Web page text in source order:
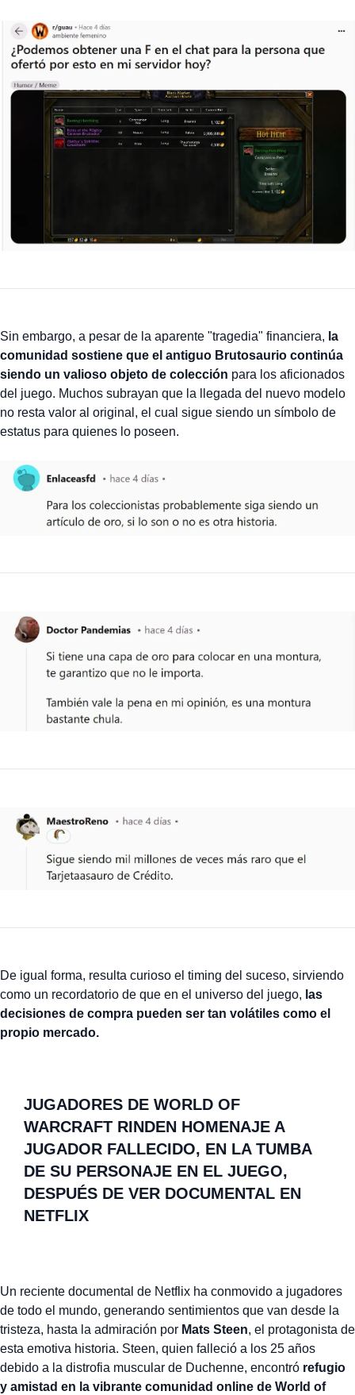
Sin embargo, a pesar de la aparente "tragedia" financiera, la
comunidad sostiene que el antiguo Brutosaurio continúa
siendo un valioso objeto de colección para los aficionados
del juego. Muchos subrayan que la llegada del nuevo modelo
no resta valor al original, el cual sigue siendo un símbolo de
estatus para quienes lo poseen.
De igual forma, resulta curioso el timing del suceso, sirviendo
como un recordatorio de que en el universo del juego, las
decisiones de compra pueden ser tan volátiles como el
propio mercado.
JUGADORES DE WORLD OF
WARCRAFT RINDEN HOMENAJE A
JUGADOR FALLECIDO, EN LA TUMBA
DE SU PERSONAJE EN EL JUEGO,
DESPUÉS DE VER DOCUMENTAL EN
NETFLIX
Un reciente documental de Netflix ha conmovido a jugadores
de todo el mundo, generando sentimientos que van desde la
tristeza, hasta la admiración por Mats Steen, el protagonista de
esta emotiva historia. Steen, quien falleció a los 25 años
debido a la distrofia muscular de Duchenne, encontró refugio
y amistad en la vibrante comunidad online de World of